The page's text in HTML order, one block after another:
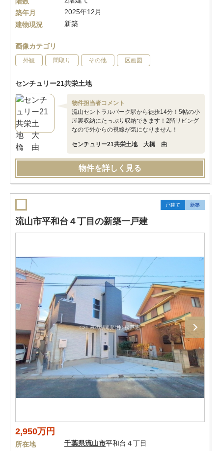
築年月
2025年12月
建物現況
新築
画像カテゴリ
外観 間取り その他 区画図
センチュリー21共栄土地
物件担当者コメント
流山セントラルパーク駅から徒歩14分！5帖の小
屋裏収納にたっぷり収納できます！2階リビング
なので外からの視線が気になりません！
センチュリー21共栄土地 大橋 由
物件を詳しく見る
戸建て 新築
流山市平和台４丁目の新築一戸建
2,950万円
所在地 千葉県流山市平和台４丁目